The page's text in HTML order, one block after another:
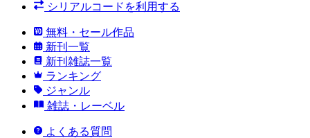
シリアルコードを利用する
無料・セール作品
新刊一覧
新刊雑誌一覧
ランキング
ジャンル
雑誌・レーベル
よくある質問